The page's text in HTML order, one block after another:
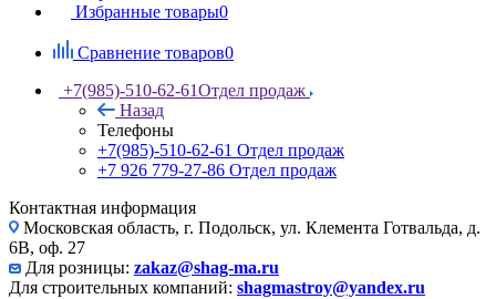
Избранные товары0
Сравнение товаров0
+7(985)-510-62-61Отдел продаж
Назад
Телефоны
+7(985)-510-62-61 Отдел продаж
‪+7 926 779-27-86‬ Отдел продаж
Контактная информация
Московская область, г. Подольск, ул. Клемента Готвальда, д.
6В, оф. 27
Для розницы: zakaz@shag-ma.ru
Для строительных компаний: shagmastroy@yandex.ru